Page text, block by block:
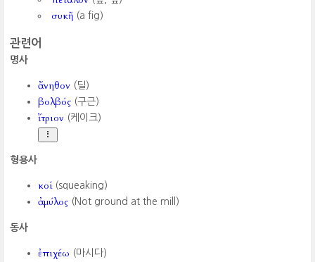
συκῆ (a fig)
관련어
명사
ἄνηθον (딜)
βολβός (구근)
ἴτριον (케이크)
형용사
κοί (squeaking)
ἀμύλος (Not ground at the mill)
동사
ἐπιχέω (마시다)